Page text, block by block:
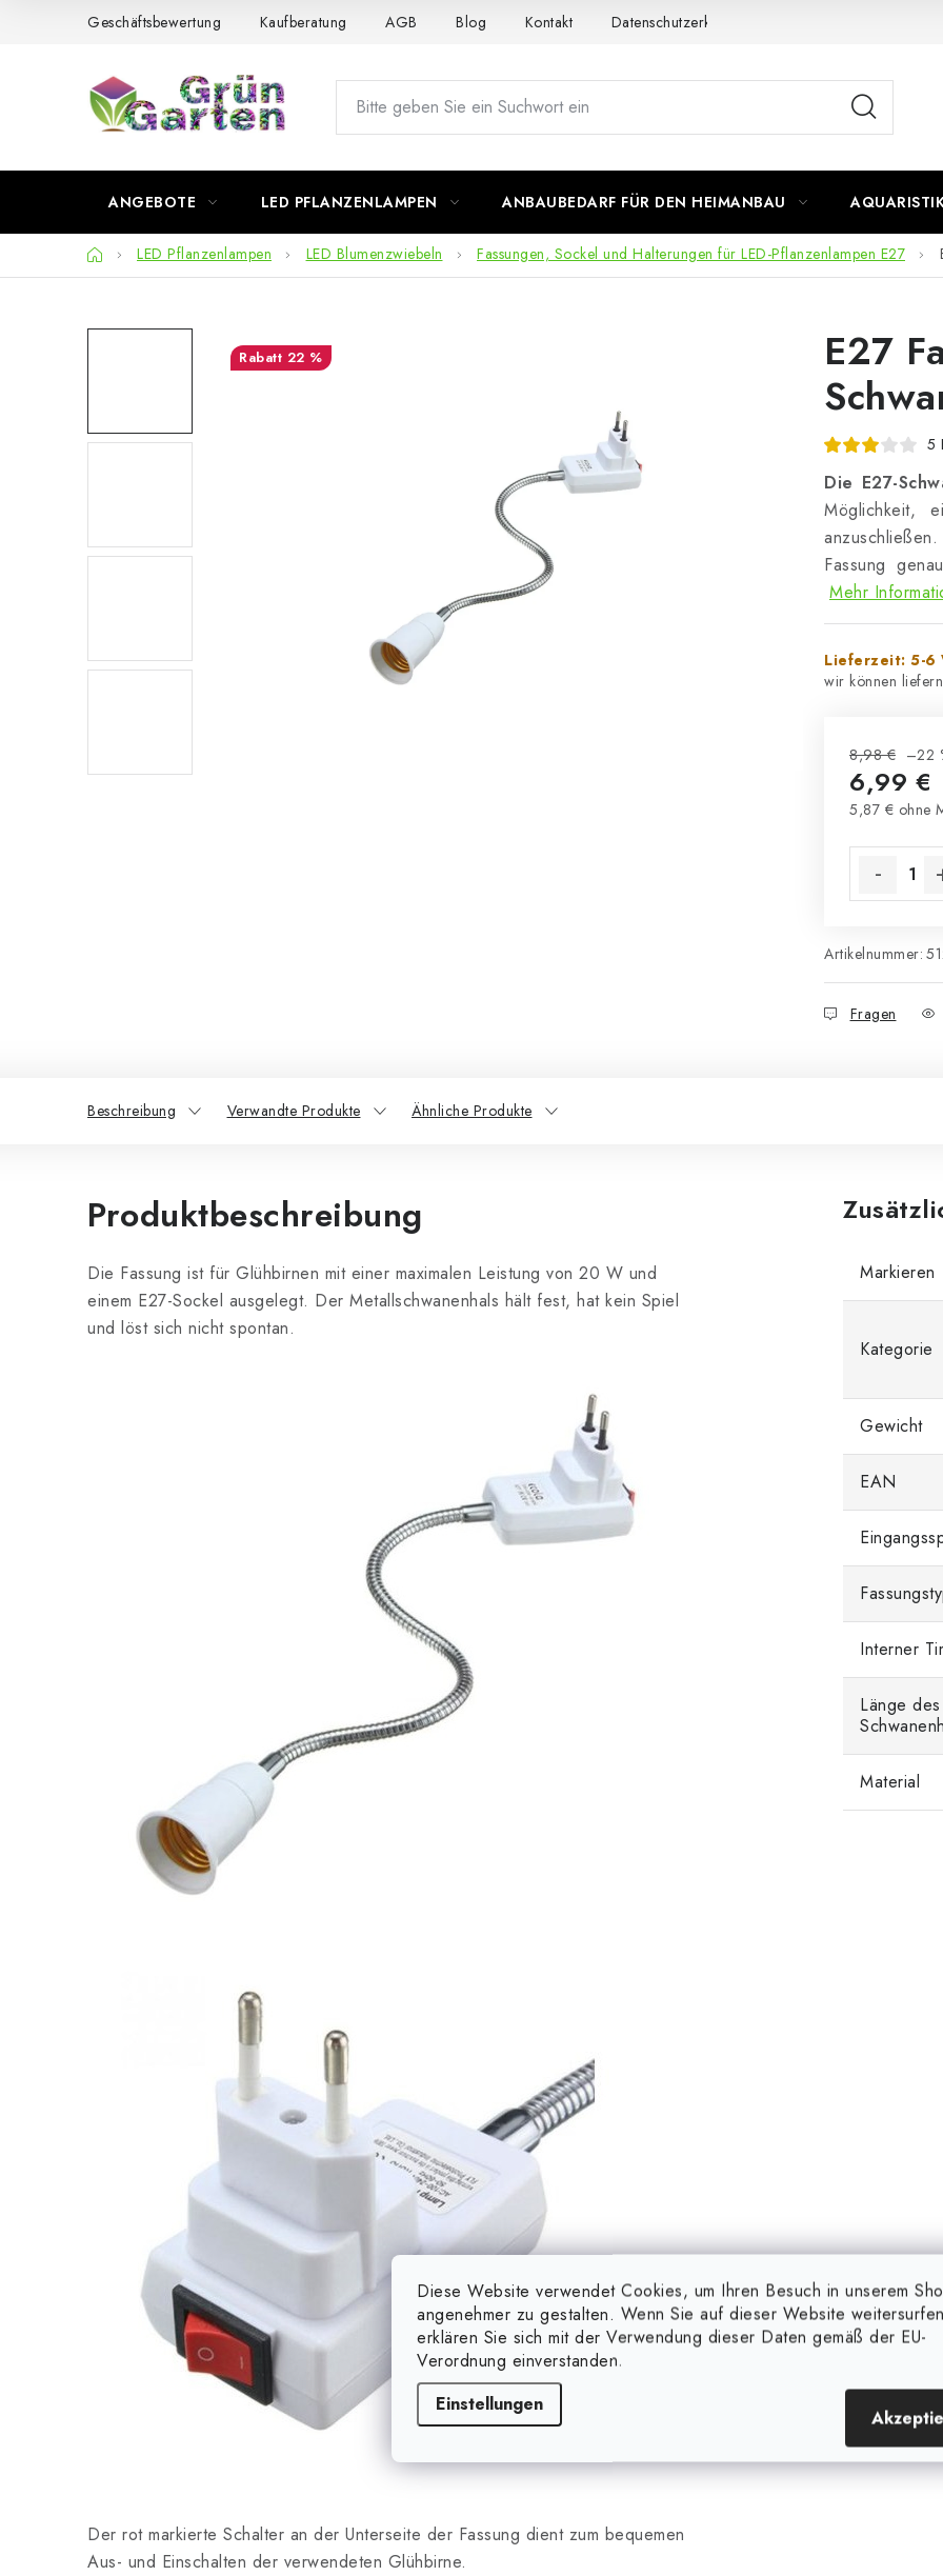
Diese Website verwendet Cookies, um Ihren Besuch in unserem
angenehmer zu gestalten. Wenn Sie auf dieser Website
erklären Sie sich mit der Verwendung dieser Daten gemäß der EU-
Verordnung einverstanden.
Einstellungen
Geschäftsbewertung Kaufberatung AGB Blog Kontakt Datenschutzerklärung
ANGEBOTE LED PFLANZENLAMPEN ANBAUBEDARF FÜR DEN HEIMANBAU
StartseiteLED Pflanzenlampen LED Blumenzwiebeln Fassungen, Sockel und Halterungen für LED-Pflanzenlampen E27
E27
5
Die E27-
Möglichkeit,
Fassung
Mehr
Lieferzeit: 5-6
8,98 € –22
6,99 €
5,87 € ohne
Artikelnummer:
Fragen
22 %
Beschreibung Verwandte Produkte Ähnliche Produkte
Produktbeschreibung
Die Fassung ist für Glühbirnen mit einer maximalen Leistung von 20 W und
einem E27-Sockel ausgelegt. Der Metallschwanenhals hält fest, hat kein Spiel
und löst sich nicht spontan.
Der rot markierte Schalter an der Unterseite der Fassung dient zum bequemen
Aus- und Einschalten der verwendeten Glühbirne.
Markieren
Kategorie
Gewicht
EAN
Interner
Länge des
Material